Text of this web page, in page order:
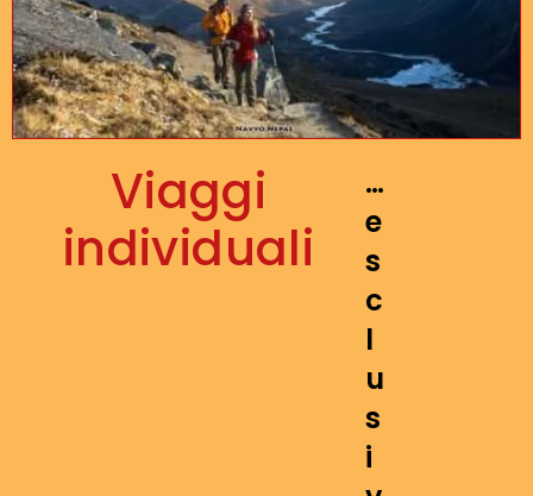
Viaggi
individuali
…
e
s
c
l
u
s
i